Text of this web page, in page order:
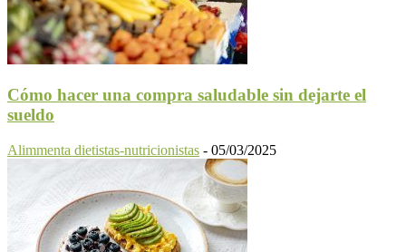
Cómo hacer una compra saludable sin dejarte el
sueldo
Alimmenta dietistas-nutricionistas - 05/03/2025